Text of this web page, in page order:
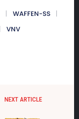
WAFFEN-SS
VNV
NEXT ARTICLE